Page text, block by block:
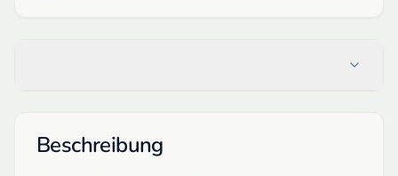
Beschreibung